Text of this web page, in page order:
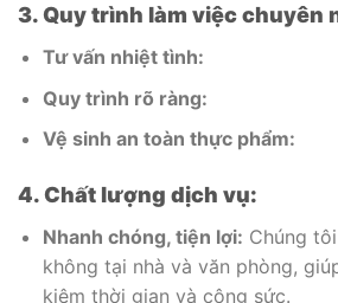
3. Quy trình làm việc chuyên
Tư vấn nhiệt tình:
Quy trình rõ ràng:
Vệ sinh an toàn thực phẩm:
4. Chất lượng dịch vụ:
Nhanh chóng, tiện lợi: Chúng
không tại nhà và văn phòng,
kiệm thời gian và công sức.